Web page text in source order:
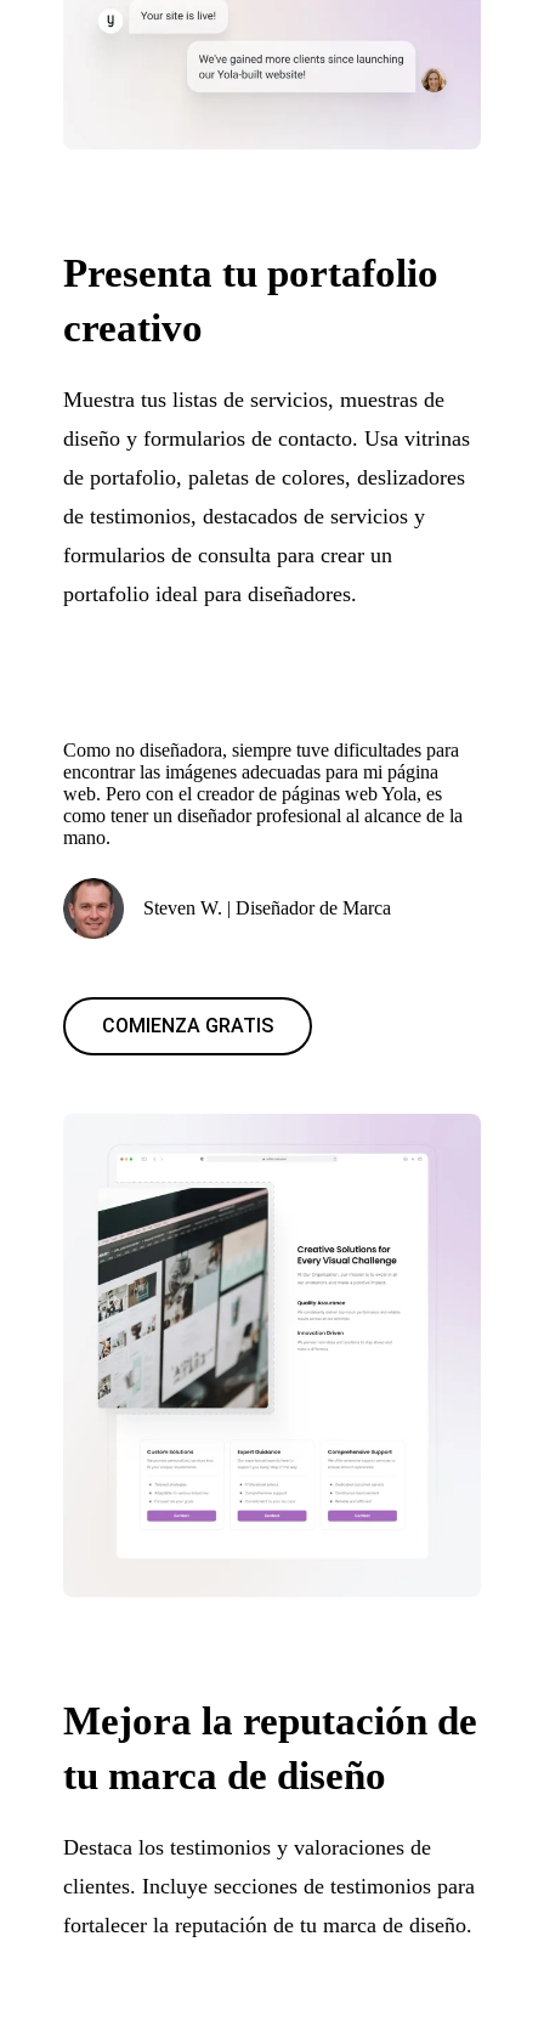
Presenta tu portafolio
creativo
Muestra tus listas de servicios, muestras de
diseño y formularios de contacto. Usa vitrinas
de portafolio, paletas de colores, deslizadores
de testimonios, destacados de servicios y
formularios de consulta para crear un
portafolio ideal para diseñadores.
Como no diseñadora, siempre tuve dificultades para
encontrar las imágenes adecuadas para mi página
web. Pero con el creador de páginas web Yola, es
como tener un diseñador profesional al alcance de la
mano.
Steven W. | Diseñador de Marca
COMIENZA GRATIS
Mejora la reputación de
tu marca de diseño
Destaca los testimonios y valoraciones de
clientes. Incluye secciones de testimonios para
fortalecer la reputación de tu marca de diseño.